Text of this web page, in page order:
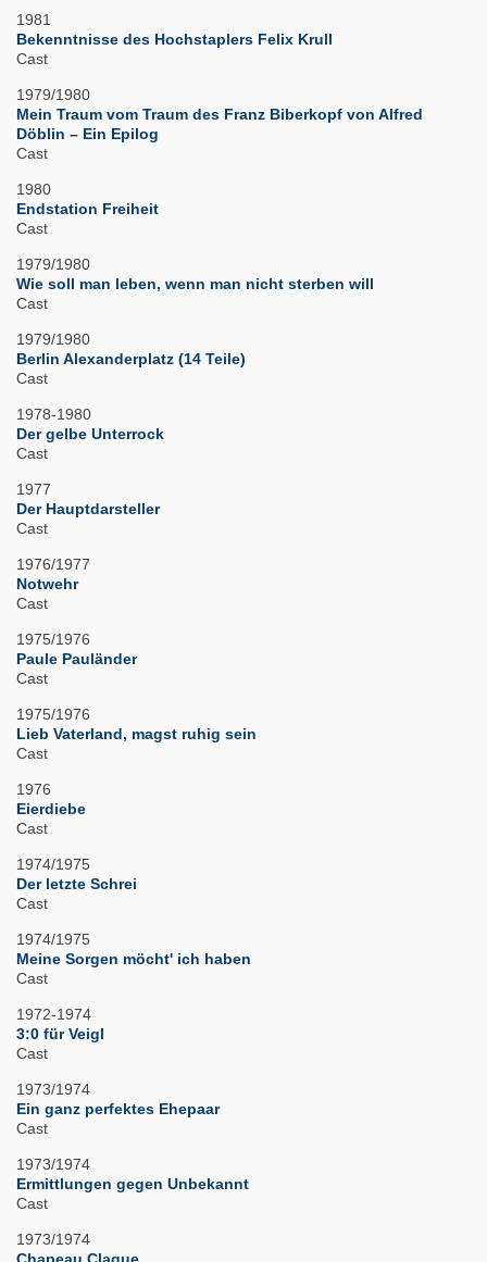
1981
Bekenntnisse des Hochstaplers Felix Krull
Cast
1979/1980
Mein Traum vom Traum des Franz Biberkopf von Alfred
Döblin – Ein Epilog
Cast
1980
Endstation Freiheit
Cast
1979/1980
Wie soll man leben, wenn man nicht sterben will
Cast
1979/1980
Berlin Alexanderplatz (14 Teile)
Cast
1978-1980
Der gelbe Unterrock
Cast
1977
Der Hauptdarsteller
Cast
1976/1977
Notwehr
Cast
1975/1976
Paule Pauländer
Cast
1975/1976
Lieb Vaterland, magst ruhig sein
Cast
1976
Eierdiebe
Cast
1974/1975
Der letzte Schrei
Cast
1974/1975
Meine Sorgen möcht' ich haben
Cast
1972-1974
3:0 für Veigl
Cast
1973/1974
Ein ganz perfektes Ehepaar
Cast
1973/1974
Ermittlungen gegen Unbekannt
Cast
1973/1974